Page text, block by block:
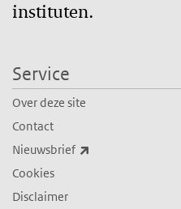
instituten.
Service
Over deze site
Contact
Nieuwsbrief
Cookies
Disclaimer